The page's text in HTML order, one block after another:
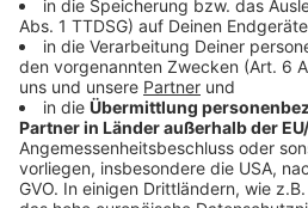
Einsatz am 04.08.2020
17.30
Der Brand einer Lagerhalle beim
Möbeldiscounter Roller ist
Kontrolle.Mit einer